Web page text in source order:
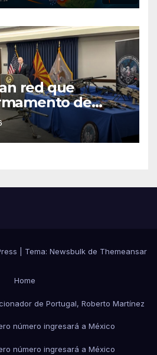
red que
de
Tema: Newsbulkde Themeansar
Home
de Portugal, Roberto Martínez
número ingresará a México
número ingresará a México